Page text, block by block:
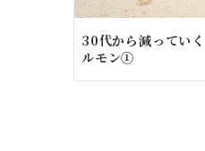
30代から減ってい
ルモン①